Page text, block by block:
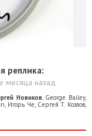
реплика:
месяца назад
Новиков George Bailey,
Игорь Че Сергей Т. Козлов